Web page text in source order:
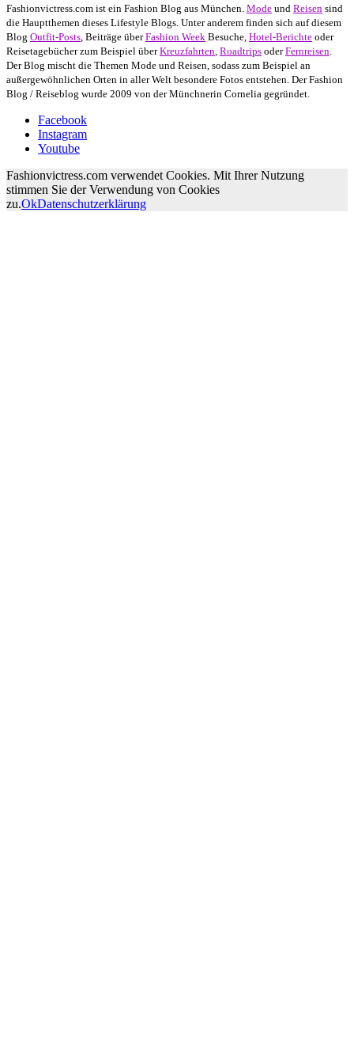
Fashionvictress.com ist ein Fashion Blog aus München. Mode und Reisen sind
die Hauptthemen dieses Lifestyle Blogs. Unter anderem finden sich auf diesem
Blog Outfit-Posts, Beiträge überFashion Week Besuche, Hotel-Berichte oder
Reisetagebücher zum Beispiel überKreuzfahrten, Roadtrips oderFernreisen.
Der Blog mischt die Themen Mode und Reisen, sodass zum Beispiel an
außergewöhnlichen Orten in aller Welt besondere Fotos entstehen. Der Fashion
Blog / Reiseblog wurde 2009 von der Münchnerin Cornelia gegründet.
Facebook
Instagram
Youtube
Fashionvictress.com verwendet Cookies. Mit Ihrer Nutzung
stimmen Sie der Verwendung von Cookies
zu.OkDatenschutzerklärung